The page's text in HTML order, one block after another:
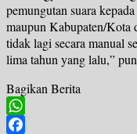
pemungutan suara
maupun Kabupaten/Kota
tidak lagi secara manual
lima tahun yang lalu,”
Bagikan Berita
WhatsApp